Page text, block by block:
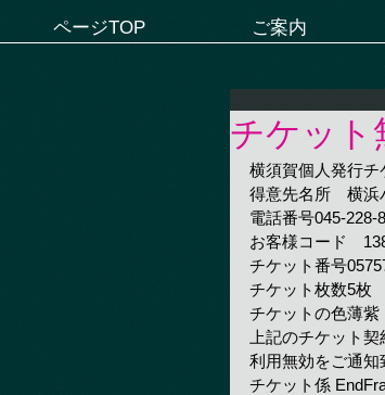
ページTOP ご案内
チケット
横須賀個人発行チ
得意先名所　横浜
電話番号045-
お客様コード　
チケット番号
チケット枚数5枚
チケットの色薄紫
上記のチケット
利用無効をご通
チケット係